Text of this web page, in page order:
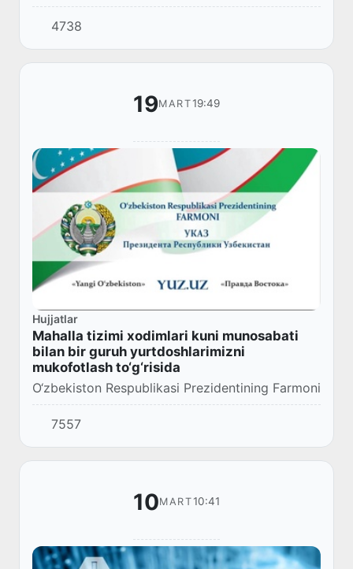
kredit xizmatlaridan foydalanish cheklanadi.
4738
19MART19:49
Hujjatlar
Mahalla tizimi xodimlari kuni munosabati
bilan bir guruh yurtdoshlarimizni
mukofotlash to‘g‘risida
O‘zbekiston Respublikasi Prezidentining Farmoni
7557
10MART10:41